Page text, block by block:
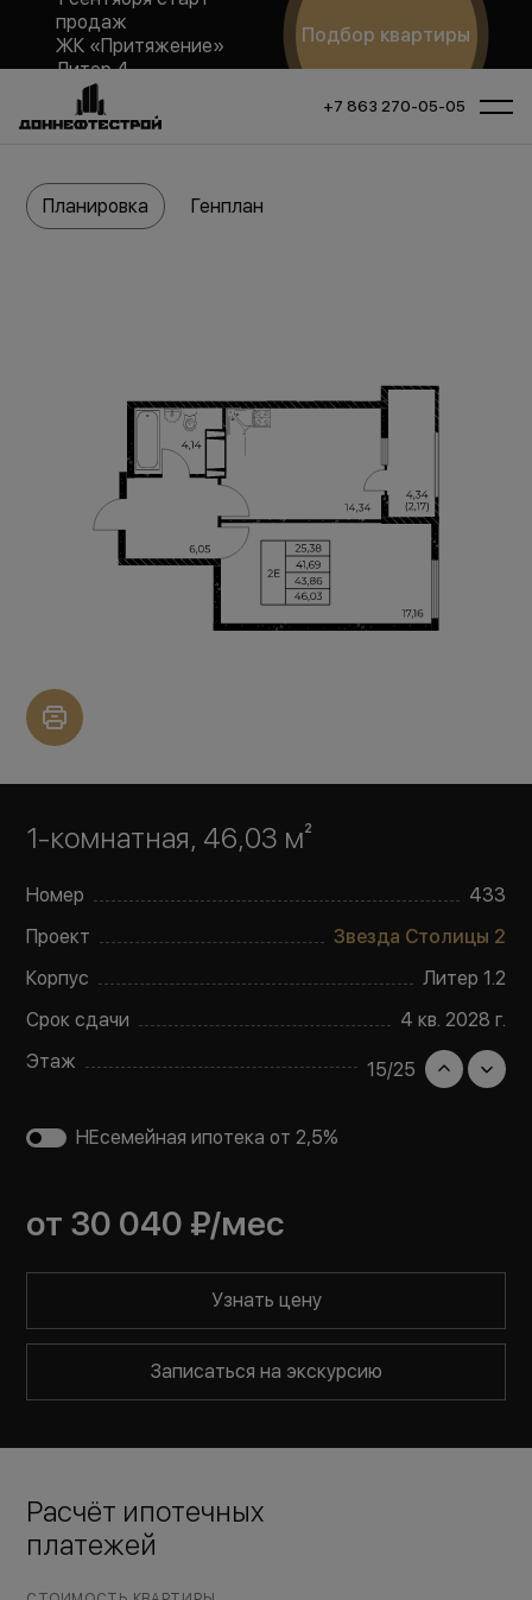
продаж
ЖК «Притяжение»
Литер 4
Подбор квартиры
+7 863 270-05-05
1-комнатная, 46,03 м²
Номер
433
Проект
Звезда Столицы 2
Корпус
Литер 1.2
Срок сдачи
4 кв. 2028 г.
Этаж
15/25
НЕсемейная ипотека от 2,5%
от 30 040 ₽/мес
Узнать цену
Записаться на экскурсию
Планировка Генплан
Расчёт ипотечных
платежей